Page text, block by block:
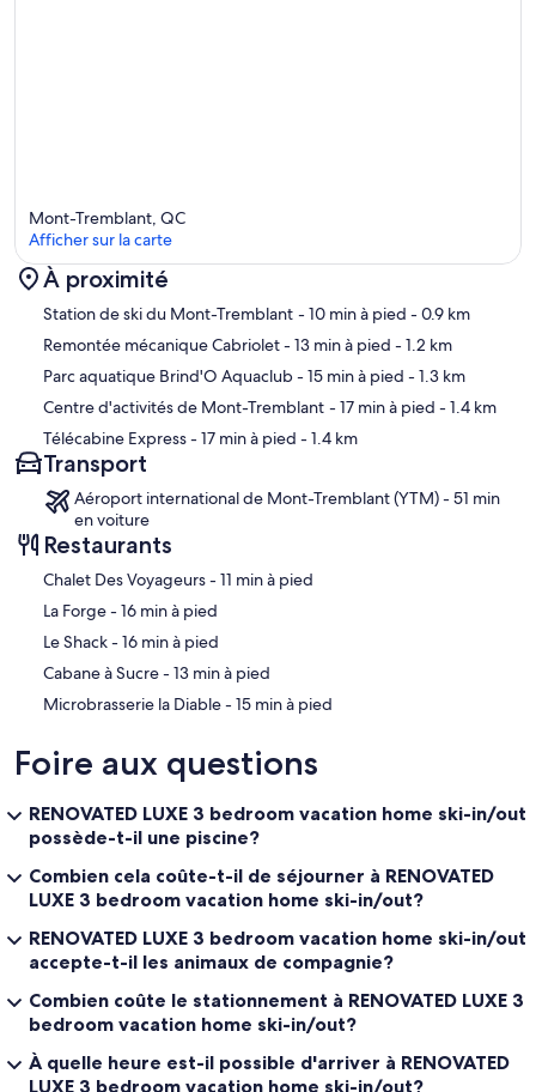
Carte
Mont-Tremblant, QC
Afficher sur la carte
À proximité
Station de ski du Mont-Tremblant - 10 min à pied - 0.9 km
Remontée mécanique Cabriolet- 13 min à pied - 1.2 km
Parc aquatique Brind'O Aquaclub- 15 min à pied - 1.3 km
Centre d'activités de Mont-Tremblant - 17 min à pied - 1.4 km
Télécabine Express- 17 min à pied - 1.4 km
Transport
Aéroport international de Mont-Tremblant (YTM) - 51 min
en voiture
Restaurants
‪Chalet Des Voyageurs - ‬11 min à pied
‪La Forge - ‬16 min à pied
‪Le Shack - ‬16 min à pied
‪Cabane à Sucre - ‬13 min à pied
‪Microbrasserie la Diable - ‬15 min à pied
Foire aux questions
RENOVATED LUXE 3 bedroom vacation home ski-in/out
possède-t-il une piscine?
Combien cela coûte-t-il de séjourner à RENOVATED
LUXE 3 bedroom vacation home ski-in/out?
RENOVATED LUXE 3 bedroom vacation home ski-in/out
accepte-t-il les animaux de compagnie?
Combien coûte le stationnement à RENOVATED LUXE 3
bedroom vacation home ski-in/out?
À quelle heure est-il possible d'arriver à RENOVATED
LUXE 3 bedroom vacation home ski-in/out?